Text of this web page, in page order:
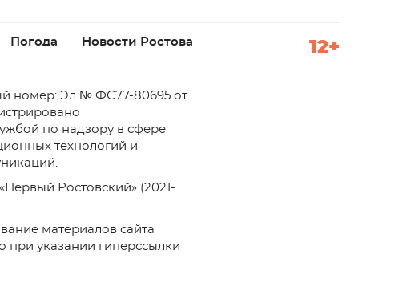
Погода Новости Ростова 12+
номер: Эл № ФС77-80695 от
по надзору в сфере
технологий и
Ростовский» (2021-
материалов сайта
при указании гиперссылки